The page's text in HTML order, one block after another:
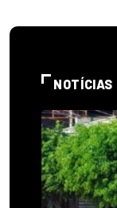
NOTÍCIAS